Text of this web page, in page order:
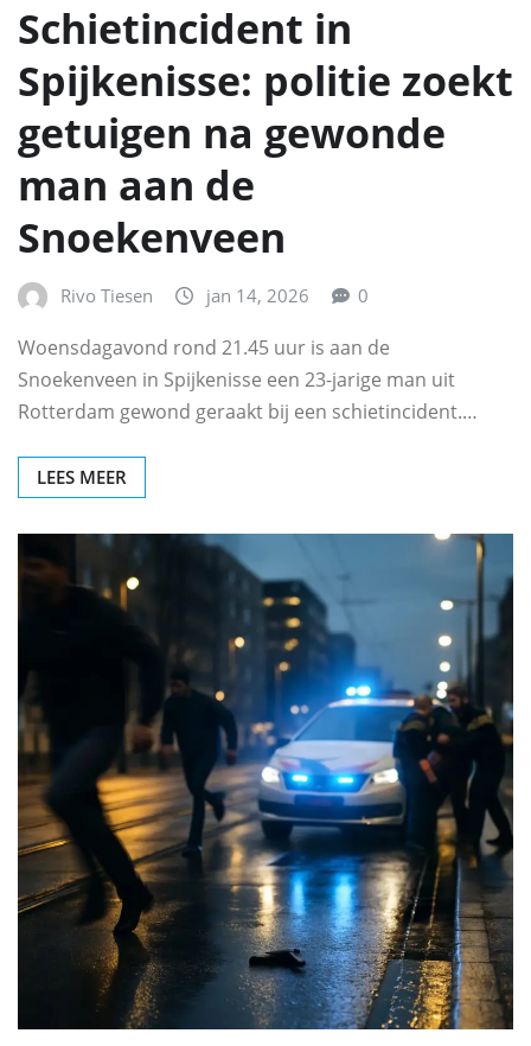
Schietincident in
Spijkenisse: politie zoekt
getuigen na gewonde
man aan de
Snoekenveen
Rivo Tiesen jan 14, 2026 0
Woensdagavond rond 21.45 uur is aan de
Snoekenveen in Spijkenisse een 23-jarige man uit
Rotterdam gewond geraakt bij een schietincident.…
LEES MEER